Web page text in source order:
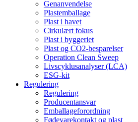
Genanvendelse
Plastemballage
Plast i havet
Cirkulært fokus
Plast i byggeriet
Plast og CO2-besparelser
Operation Clean Sweep
Livscyklusanalyser (LCA)
ESG-kit
Regulering
Regulering
Producentansvar
Emballageforordning
Fødevarekontakt og plast